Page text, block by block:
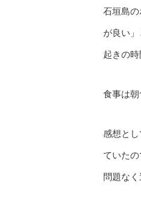
石垣島
が良い
起きの
食事は朝
感想と
ていた
問題なく